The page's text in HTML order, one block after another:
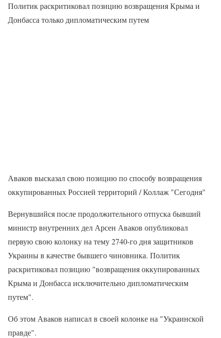
Политик раскритиковал позицию возвращения Крыма и
Донбасса только дипломатическим путем
Аваков высказал свою позицию по способу возвращения
оккупированных Россией территорий / Коллаж "Сегодня"
Вернувшийся после продолжительного отпуска бывший
министр внутренних дел Арсен Аваков опубликовал
первую свою колонку на тему 2740-го дня защитников
Украины в качестве бывшего чиновника. Политик
раскритиковал позицию "возвращения оккупированных
Крыма и Донбасса исключительно дипломатическим
путем".
Об этом Аваков написал в своей колонке на "Украинской
правде".